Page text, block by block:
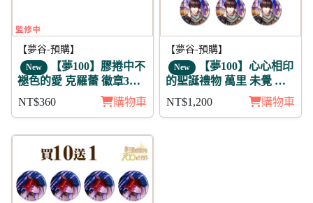
【夢谷-預購】
New 【夢100】膠捲中不
褪色的愛 克羅蕾 徽章3入
NT$360 購物車
【夢谷-預購】
New 【夢100】心心相印
的聖誕禮物 萬里 未覺 徽
章11入組
NT$1,200 購物車